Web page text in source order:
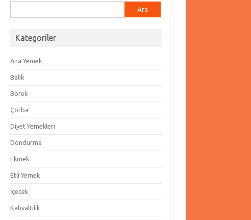
Kategoriler
Ana Yemek
Balık
Börek
Çorba
Diyet Yemekleri
Dondurma
Ekmek
Etli Yemek
İçecek
Kahvaltılık